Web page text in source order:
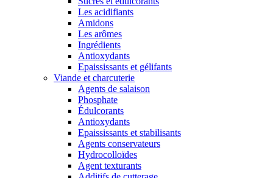
Les acidifiants
Amidons
Les arômes
Ingrédients
Antioxydants
Epaississants et gélifants
Viande et charcuterie
Agents de salaison
Phosphate
Édulcorants
Antioxydants
Epaississants et stabilisants
Agents conservateurs
Hydrocolloïdes
Agent texturants